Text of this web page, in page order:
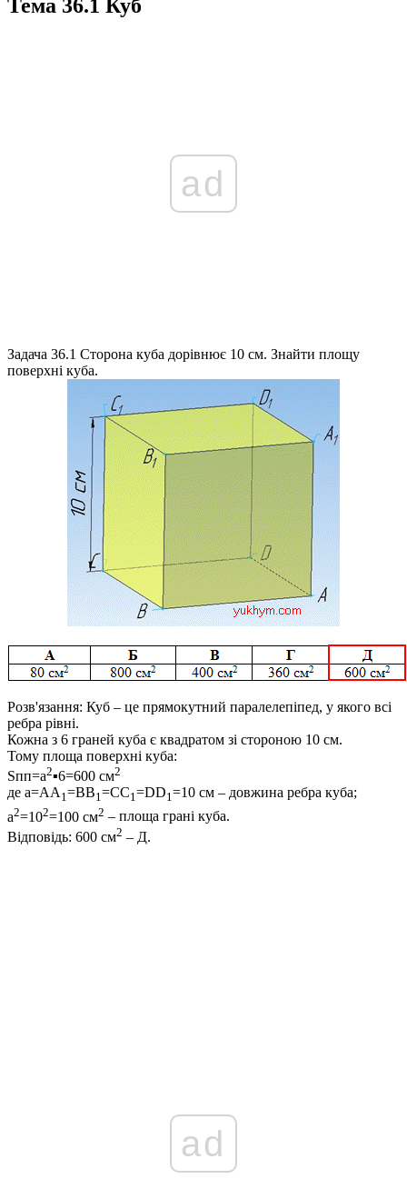
Тема 36.1 Куб
ad
Задача 36.1 Сторона куба дорівнює 10 см. Знайти площу
поверхні куба.
Розв'язання: Куб – це прямокутний паралелепіпед, у якого всі
ребра рівні.
Кожна з 6 граней куба є квадратом зі стороною 10 см.
Тому площа поверхні куба:
Sпп=a2▪6=600 см2
де a=AA 1=BB1=CC1=DD1=10 см – довжина ребра куба;
a2=102=100 см2 – площа грані куба.
Відповідь: 600 см2 – Д.
ad